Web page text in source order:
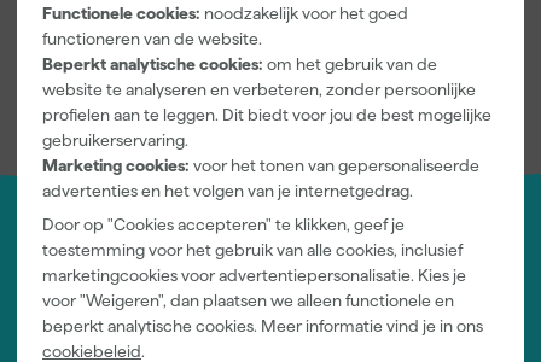
Functionele cookies: noodzakelijk voor het goed
functioneren van de website.
Beperkt analytische cookies: om het gebruik van de
website te analyseren en verbeteren, zonder persoonlijke
profielen aan te leggen. Dit biedt voor jou de best mogelijke
gebruikerservaring.
Marketing cookies: voor het tonen van gepersonaliseerde
advertenties en het volgen van je internetgedrag.
Door op "Cookies accepteren" te klikken, geef je
toestemming voor het gebruik van alle cookies, inclusief
marketingcookies voor advertentiepersonalisatie. Kies je
voor "Weigeren", dan plaatsen we alleen functionele en
beperkt analytische cookies. Meer informatie vind je in ons
cookiebeleid.
Kenmerkenblad
Jouw account
Log-in en beheer je bestellingen en gegevens
Nieuwsbrief
Inschrijven wekelijkse nieuwsbrief
Wij helpen je graag